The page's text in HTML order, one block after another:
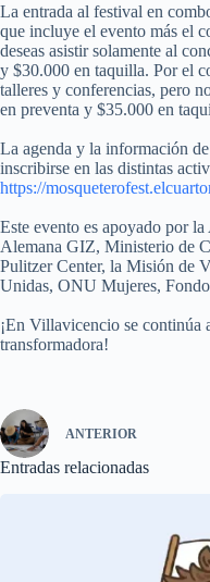
La entrada al festival en
que incluye el evento más el
deseas asistir solamente al
y $30.000 en taquilla. Por el
talleres y conferencias, pero
en preventa y $35.000 en
La agenda y la información
inscribirse en las distintas
https://
Este evento es apoyado por
Alemana GIZ, Ministerio de
Pulitzer Center, la Misión de
Unidas, ONU Mujeres,
¡En Villavicencio se continúa
transformadora!
ANTERIOR
Entradas relacionadas